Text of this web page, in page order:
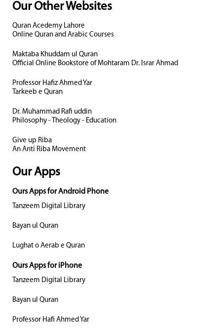
Our Other Websites
Quran Acedemy Lahore
Online Quran and Arabic Courses
Maktaba Khuddam ul Quran
Official Online Bookstore of Mohtaram Dr. Israr Ahmad
Professor Hafiz Ahmed Yar
Tarkeeb e Quran
Dr. Muhammad Rafi uddin
Philosophy - Theology - Education
Give up Riba
An Anti Riba Movement
Our Apps
Ours Apps for Android Phone
Tanzeem Digital Library
Bayan ul Quran
Lughat o Aerab e Quran
Ours Apps for iPhone
Tanzeem Digital Library
Bayan ul Quran
Professor Hafi Ahmed Yar